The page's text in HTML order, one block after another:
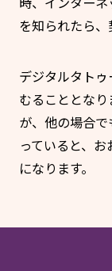
を知られたら、
デジタルタト
むることとな
が、他の場合
っていると、
になります。